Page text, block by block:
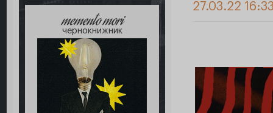
memento mori
чернокнижник
27.03.22